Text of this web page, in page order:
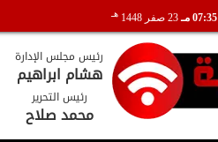
07:35 مـ 23 صفر 1448 هـ
رئيس مجلس الإدارة
هشام ابراهيم
رئيس التحرير
محمد صلاح